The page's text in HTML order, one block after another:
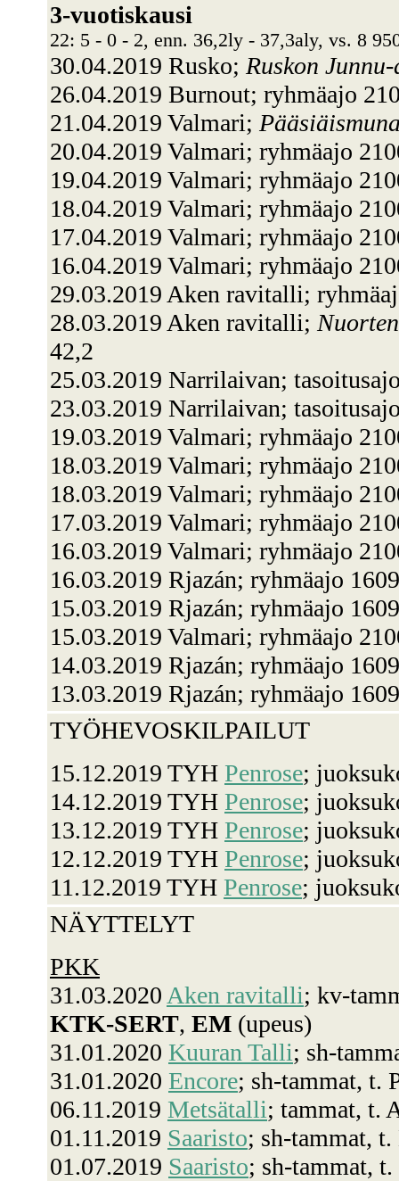
3-vuotiskausi
22: 5 - 0 - 2, enn. 36,2ly - 37,3aly, vs. 8
30.04.2019 Rusko; Ruskon
26.04.2019 Burnout; ryhmäajo
21.04.2019 Valmari;
20.04.2019 Valmari; ryhmäajo
19.04.2019 Valmari; ryhmäajo
18.04.2019 Valmari; ryhmäajo
17.04.2019 Valmari; ryhmäajo
16.04.2019 Valmari; ryhmäajo
29.03.2019 Aken ravitalli;
28.03.2019 Aken ravitalli;
42,2
25.03.2019 Narrilaivan;
23.03.2019 Narrilaivan;
19.03.2019 Valmari; ryhmäajo
18.03.2019 Valmari; ryhmäajo
18.03.2019 Valmari; ryhmäajo
17.03.2019 Valmari; ryhmäajo
16.03.2019 Valmari; ryhmäajo
16.03.2019 Rjazán; ryhmäajo
15.03.2019 Rjazán; ryhmäajo
15.03.2019 Valmari; ryhmäajo
14.03.2019 Rjazán; ryhmäajo
13.03.2019 Rjazán; ryhmäajo
TYÖHEVOSKILPAILUT
15.12.2019 TYH Penrose;
14.12.2019 TYH Penrose;
13.12.2019 TYH Penrose;
12.12.2019 TYH Penrose;
11.12.2019 TYH Penrose;
NÄYTTELYT
PKK
31.03.2020 Aken ravitalli; kv-
KTK-SERT, EM (upeus)
31.01.2020 Kuuran Talli; sh-
31.01.2020 Encore; sh-tammat, t.
06.11.2019 Metsätalli; tammat, t.
01.11.2019 Saaristo; sh-tammat,
01.07.2019 Saaristo; sh-tammat,